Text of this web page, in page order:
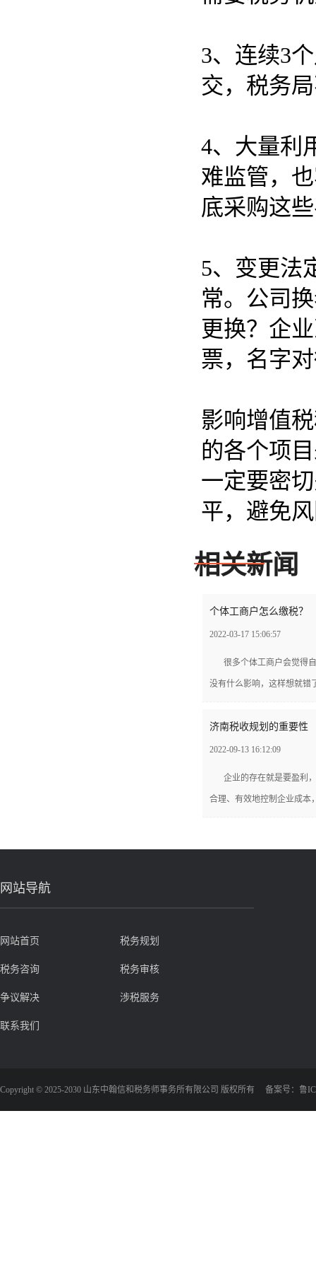
3、连续3
交，税务
4、大量利
难监管，
底采购这
5、变更法
常。公司
更换？企
票，名字
影响增值
的各个项
一定要密
平，避免
相关新闻
个体工商户怎么缴税？
2022-03-17 15:06:57
很多个体工商户会觉得
没有什么影响，这样想就错
济南税收规划的重要性
2022-09-13 16:12:09
企业的存在就是要盈利
合理、有效地控制企业成本
网站导航
网站首页 税务规划
税务咨询 税务审核
争议解决 涉税服务
联系我们
Copyright © 2025-2030 山东中翰信和税务师事务所有限公司 版权所有 备案号： 鲁